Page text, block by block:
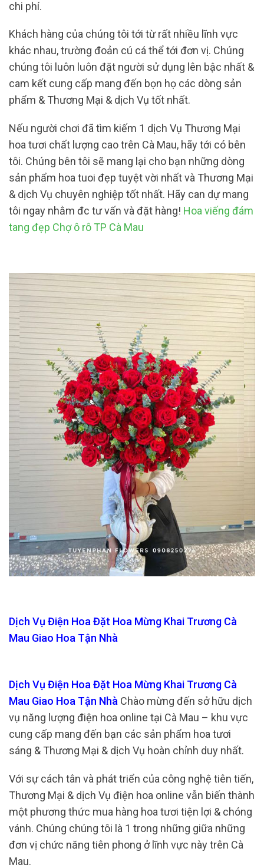
chi phí.
Khách hàng của chúng tôi tới từ rất nhiều lĩnh vực
khác nhau, trường đoản cú cá thể tới đơn vị. Chúng
chúng tôi luôn luôn đặt người sử dụng lên bậc nhất &
cam kết cung cấp mang đến bọn họ các dòng sản
phẩm & Thương Mại & dịch Vụ tốt nhất.
Nếu người chơi đã tìm kiếm 1 dịch Vụ Thương Mại
hoa tươi chất lượng cao trên Cà Mau, hãy tới có bên
tôi. Chúng bên tôi sẽ mang lại cho bạn những dòng
sản phẩm hoa tuoi đẹp tuyệt vời nhất và Thương Mại
& dịch Vụ chuyên nghiệp tốt nhất. Hãy can dự mang
tôi ngay nhằm đc tư vấn và đặt hàng! Hoa viếng đám
tang đẹp Chợ ô rô TP Cà Mau
Dịch Vụ Điện Hoa Đặt Hoa Mừng Khai Trương Cà
Mau Giao Hoa Tận Nhà
Dịch Vụ Điện Hoa Đặt Hoa Mừng Khai Trương Cà
Mau Giao Hoa Tận Nhà Chào mừng đến sở hữu dịch
vụ năng lượng điện hoa online tại Cà Mau – khu vực
cung cấp mang đến bạn các sản phẩm hoa tươi
sáng & Thương Mại & dịch Vụ hoàn chỉnh duy nhất.
Với sự cách tân và phát triển của công nghệ tiên tiến,
Thương Mại & dịch Vụ điện hoa online vẫn biến thành
một phương thức mua hàng hoa tươi tiện lợi & chóng
vánh. Chúng chúng tôi là 1 trong những giữa những
đơn vị chức năng tiên phong ở lĩnh vực này trên Cà
Mau.